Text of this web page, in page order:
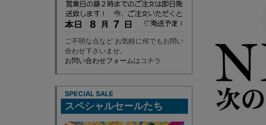
ご不明な点など お気軽に何でもお問い
合わせ下さいませ。
お問い合わせフォームはコチラ
SPECIAL SALE
スペシャルセールたち